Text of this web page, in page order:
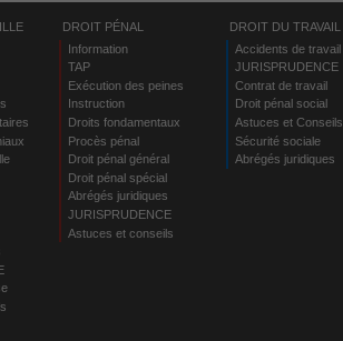
DROIT PÉNAL
Information
TAP
Exécution des peines
Instruction
Droits fondamentaux
Procès pénal
Droit pénal général
Droit pénal spécial
Abrégés juridiques
JURISPRUDENCE
Astuces et conseils
DROIT DU TRAVAIL
Accidents de travail
JURISPRUDENCE
Contrat de travail
Droit pénal social
Astuces et Conseils
Sécurité sociale
Abrégés juridiques